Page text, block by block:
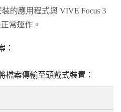
的應用程式與 VIVE Focus 3
常運作。
：
檔案傳輸至頭戴式裝置：